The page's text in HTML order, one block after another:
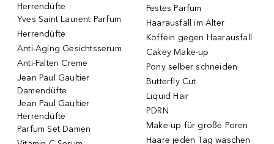
Herrendüfte
Yves Saint Laurent Parfum
Herrendüfte
Anti-Aging Gesichtsserum
Anti-Falten Creme
Jean Paul Gaultier
Damendüfte
Jean Paul Gaultier
Herrendüfte
Parfum Set Damen
Festes Parfum
Haarausfall im Alter
Koffein gegen Haarausfall
Cakey Make-up
Pony selber schneiden
Butterfly Cut
Liquid Hair
PDRN
Make-up für große Poren
Haare jeden Tag waschen